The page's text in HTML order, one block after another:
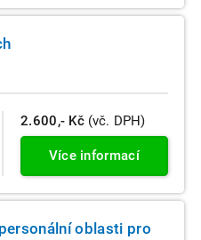
2.600,- Kč (vč. DPH)
Více informací
oblasti pro